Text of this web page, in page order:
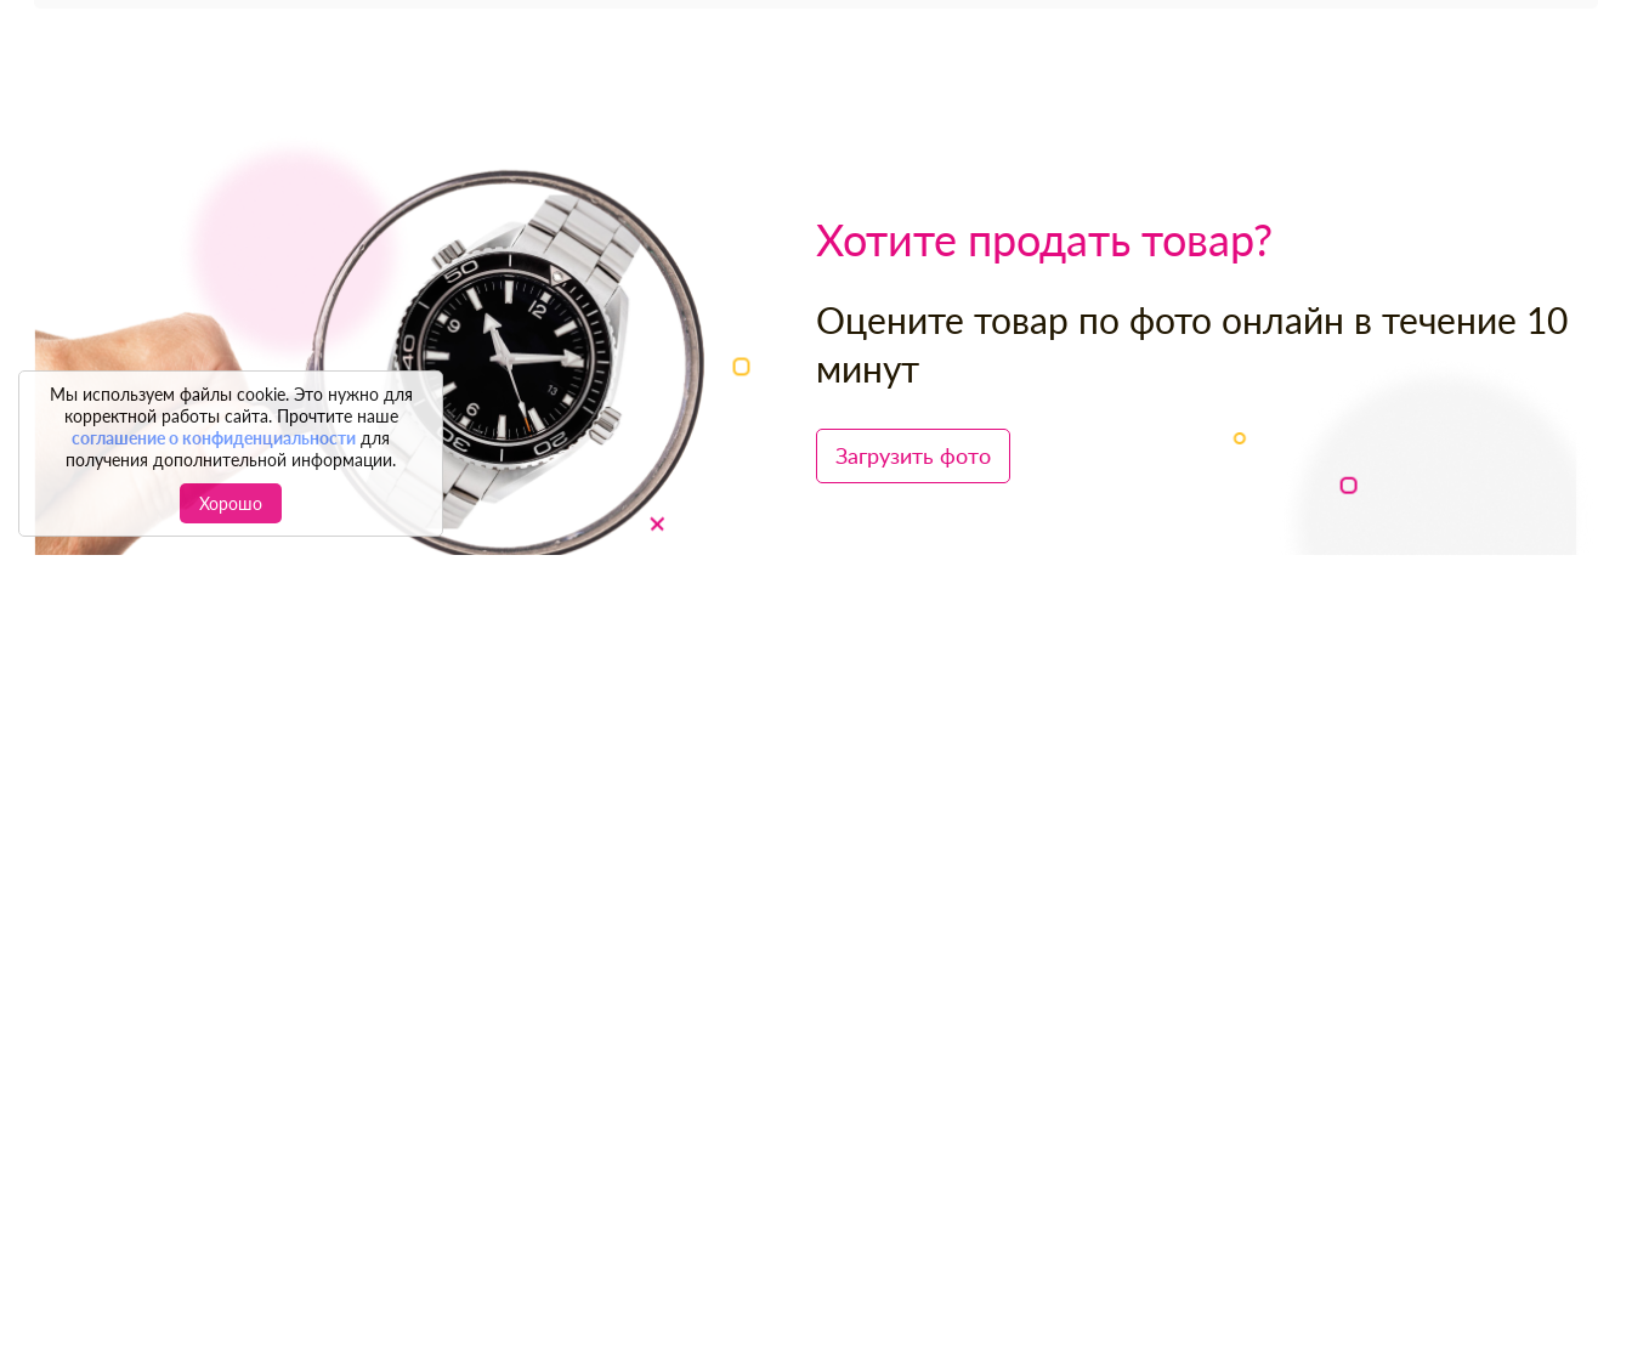
Хотите продать товар?
Оцените товар по фото онлайн в течение 10
минут
Загрузить фото
Мы используем файлы cookie. Это нужно для
корректной работы сайта. Прочтите наше
соглашение о конфиденциальности для
получения дополнительной информации.
Хорошо